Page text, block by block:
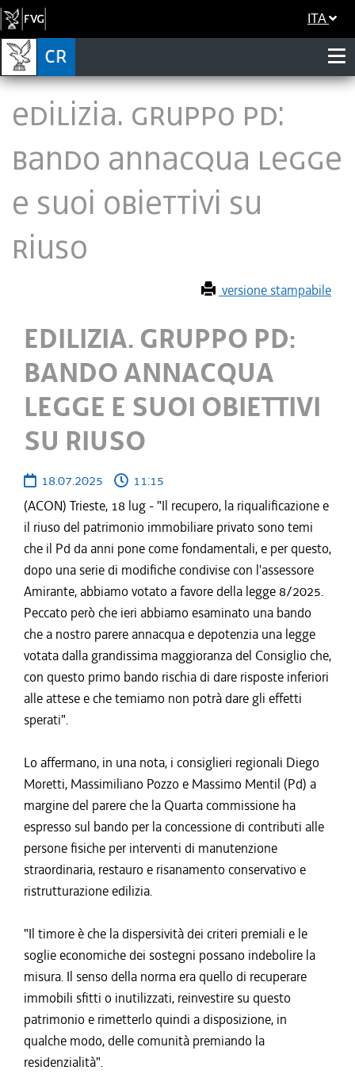
ITA
EDILIZIA. GRUPPO PD:
BANDO ANNACQUA LEGGE
E SUOI OBIETTIVI SU
RIUSO
versione stampabile
EDILIZIA. GRUPPO PD:
BANDO ANNACQUA
LEGGE E SUOI OBIETTIVI
SU RIUSO
18.07.2025
11:15
(ACON) Trieste, 18 lug - "Il recupero, la riqualificazione e
il riuso del patrimonio immobiliare privato sono temi
che il Pd da anni pone come fondamentali, e per questo,
dopo una serie di modifiche condivise con l'assessore
Amirante, abbiamo votato a favore della legge 8/2025.
Peccato però che ieri abbiamo esaminato una bando
che a nostro parere annacqua e depotenzia una legge
votata dalla grandissima maggioranza del Consiglio che,
con questo primo bando rischia di dare risposte inferiori
alle attese e che temiamo non potrà dare gli effetti
sperati".
Lo affermano, in una nota, i consiglieri regionali Diego
Moretti, Massimiliano Pozzo e Massimo Mentil (Pd) a
margine del parere che la Quarta commissione ha
espresso sul bando per la concessione di contributi alle
persone fisiche per interventi di manutenzione
straordinaria, restauro e risanamento conservativo e
ristrutturazione edilizia.
"Il timore è che la dispersività dei criteri premiali e le
soglie economiche dei sostegni possano indebolire la
misura. Il senso della norma era quello di recuperare
immobili sfitti o inutilizzati, reinvestire su questo
patrimonio e rimetterlo quindi a disposizione, in
qualche modo, delle comunità premiando la
residenzialità".